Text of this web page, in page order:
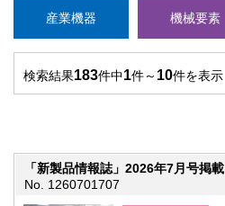
産業機器 機械要素
検索結果183件中1件～ 10件を表示
「新製品情報誌」2026年7月号掲載
No. 1260701707